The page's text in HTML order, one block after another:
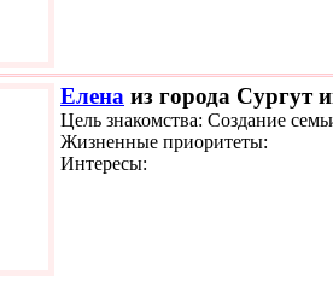
Елена из города Сургут
Цель знакомства: Создание
Жизненные приоритеты:
Интересы: